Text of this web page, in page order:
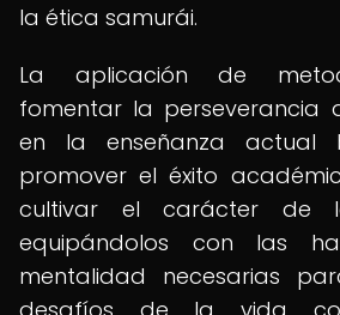
la ética samurái.
La aplicación de
fomentar la perseverancia
en la enseñanza actual
promover el éxito
cultivar el carácter de
equipándolos con las
mentalidad necesarias